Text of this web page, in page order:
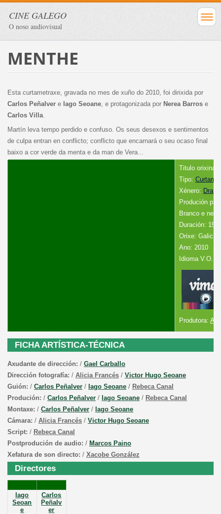
CINE GALEGO
O noso audiovisual
MENTHE
Esta curtametraxe, gravada no mes de xuño do 2010, foi dirixida por
Carlos Peñalvere Iago Seoane, e protagonizada por Nerea Barrose
Carlos Villa.
Martín leva tempo perdido e confuso. Os seus desexos e sentimentos
de culpa entran en conflicto; conflicto que encarnará o seu ocaso final
baixo a cor verde da menta e da man de Vera...
Titulo orixinal:
Tipo:
Xénero:
Produción
Branco e
Duración: 15´
Orixe: Galicia
Ano: 2010
Idioma V.O.:
Produtora: A
FICHA ARTÍSTICA-TÉCNICA
Axudante de dirección: / Gael Carballo
Dirección fotografía: / Alicia Francés/ Victor Hugo Seoane
Guión: / Carlos Peñalver/ Iago Seoane/ Rebeca Canal
Produción: / Carlos Peñalver/ Iago Seoane/ Rebeca Canal
Montaxe: / Carlos Peñalver/ Iago Seoane
Cámara: / Alicia Francés/ Victor Hugo Seoane
Script: / Rebeca Canal
Postprodución de audio: / Marcos Paino
Xefatura de son directo: / Xacobe González
Directores
Iago
Seoan
e
Carlos
Peñalv
er